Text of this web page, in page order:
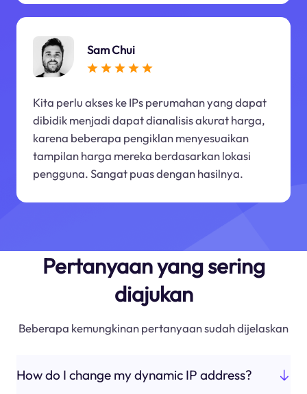
Sam Chui
Kita perlu akses ke IPs perumahan yang dapat
dibidik menjadi dapat dianalisis akurat harga,
karena beberapa pengiklan menyesuaikan
tampilan harga mereka berdasarkan lokasi
pengguna. Sangat puas dengan hasilnya.
Pertanyaan yang sering
diajukan
Beberapa kemungkinan pertanyaan sudah dijelaskan
How do I change my dynamic IP address?